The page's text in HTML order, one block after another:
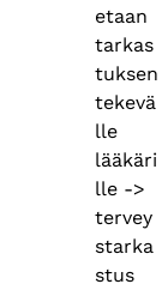
etaan
tarkas
tuksen
tekevä
lle
lääkäri
lle ->
tervey
starka
stus